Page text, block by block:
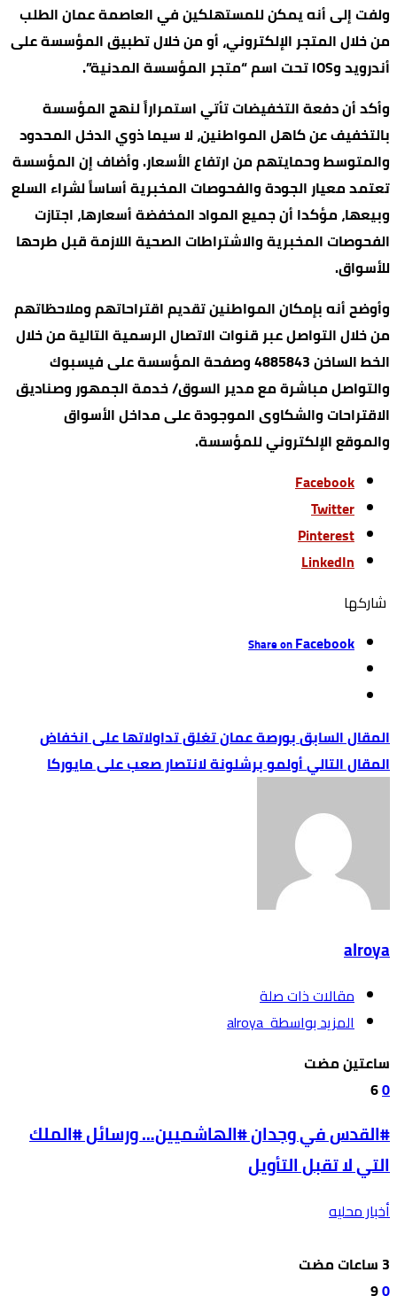
ولفت إلى أنه يمكن للمستهلكين في العاصمة عمان الطلب
من خلال المتجر الإلكتروني، أو من خلال تطبيق المؤسسة على
أندرويد وIOS تحت اسم “متجر المؤسسة المدنية”.
وأكد أن دفعة التخفيضات تأتي استمراراً لنهج المؤسسة
بالتخفيف عن كاهل المواطنين، لا سيما ذوي الدخل المحدود
والمتوسط وحمايتهم من ارتفاع الأسعار. وأضاف إن المؤسسة
تعتمد معيار الجودة والفحوصات المخبرية أساساً لشراء السلع
وبيعها، مؤكدا أن جميع المواد المخفضة أسعارها، اجتازت
الفحوصات المخبرية والاشتراطات الصحية اللازمة قبل طرحها
للأسواق.
وأوضح أنه بإمكان المواطنين تقديم اقتراحاتهم وملاحظاتهم
من خلال التواصل عبر قنوات الاتصال الرسمية التالية من خلال
الخط الساخن 4885843 وصفحة المؤسسة على فيسبوك
والتواصل مباشرة مع مدير السوق/ خدمة الجمهور وصناديق
الاقتراحات والشكاوى الموجودة على مداخل الأسواق
والموقع الإلكتروني للمؤسسة.
Facebook
Twitter
Pinterest
LinkedIn
‫‫ شاركها‬
Share onFacebook
بورصة عمان تغلق تداولاتها على انخفاض
أولمو برشلونة لانتصار صعب على مايوركا
alroya
‫مقالات ذات صلة‬
‫‫المزيد بواسطة‬ ‬ alroya
‫‫‫‏‫ساعتين مضت‬
0
6
#القدس في وجدان #الهاشميين… ورسائل #الملك
التي لا تقبل التأويل
أخبار محليه